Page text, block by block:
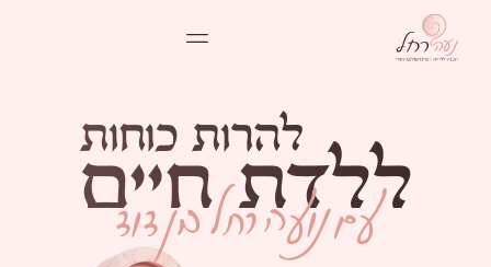
ל הרות כ וחות ללדת חייםעם נועה רחל בן דוד